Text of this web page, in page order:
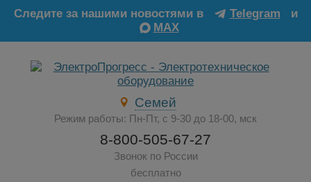
Следите за нашими новостями в Telegram
и
MAX
Семей
Режим работы: Пн-Пт, с 9-30 до 18-00, мск
8-800-505-67-27
Звонок по России
бесплатно